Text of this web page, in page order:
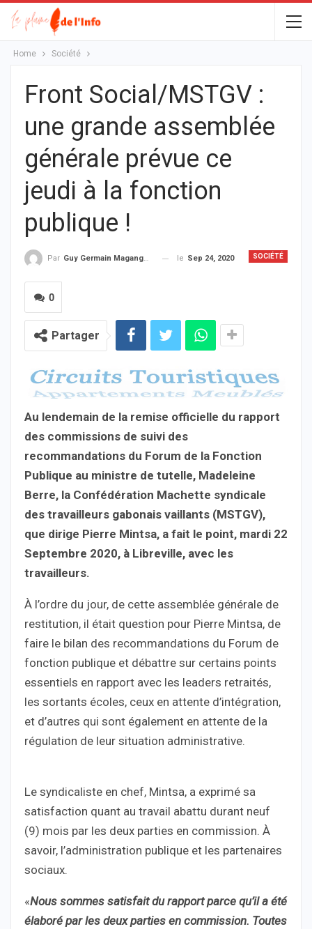
Home Société
Front Social/MSTGV :
une grande assemblée
générale prévue ce
jeudi à la fonction
publique !
SOCIÉTÉ
Par Guy Germain Maganga Nziengui le Sep 24, 2020
0
Partager
Au lendemain de la remise officielle du rapport
des commissions de suivi des
recommandations du Forum de la Fonction
Publique au ministre de tutelle, Madeleine
Berre, la Confédération Machette syndicale
des travailleurs gabonais vaillants (MSTGV),
que dirige Pierre Mintsa, a fait le point, mardi 22
Septembre 2020, à Libreville, avec les
travailleurs.
À l’ordre du jour, de cette assemblée générale de
restitution, il était question pour Pierre Mintsa, de
faire le bilan des recommandations du Forum de
fonction publique et débattre sur certains points
essentiels en rapport avec les leaders retraités,
les sortants écoles, ceux en attente d’intégration,
et d’autres qui sont également en attente de la
régulation de leur situation administrative.
Le syndicaliste en chef, Mintsa, a exprimé sa
satisfaction quant au travail abattu durant neuf
(9) mois par les deux parties en commission. À
savoir, l’administration publique et les partenaires
sociaux.
«Nous sommes satisfait du rapport parce qu’il a été
élaboré par les deux parties en commission. Toutes